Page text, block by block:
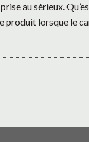
au sérieux.
lorsque le